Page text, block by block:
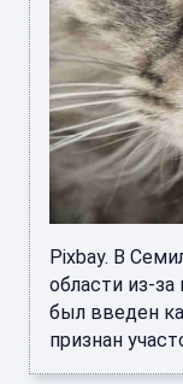
Pixbay. В
области из-
был введен
признан